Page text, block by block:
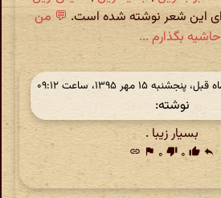
💬 من
حاشیه بگذارم ...
نوشته:
بسیار زیبا .
reply
thumb_up ۰ thumb_down ۰ flag
link